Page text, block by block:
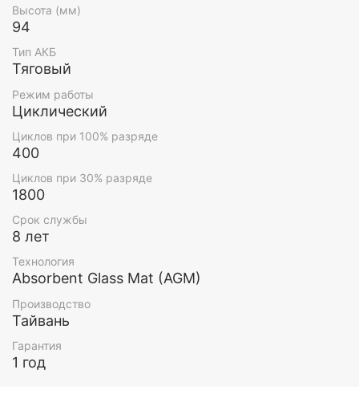
Высота (мм)
94
Тип АКБ
Тяговый
Режим работы
Циклический
Циклов при 100% разряде
400
Циклов при 30% разряде
1800
Срок службы
8 лет
Технология
Absorbent Glass Mat (AGM)
Производство
Тайвань
Гарантия
1 год